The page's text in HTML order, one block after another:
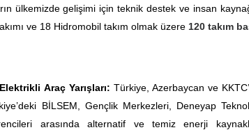
ülkemizde gelişimi için teknik destek ve insan
ve 18 Hidromobil takım olmak üzere 120 takım
Araç Yarışları: Türkiye, Azerbaycan ve
BİLSEM, Gençlik Merkezleri, Deneyap
arasında alternatif ve temiz enerji